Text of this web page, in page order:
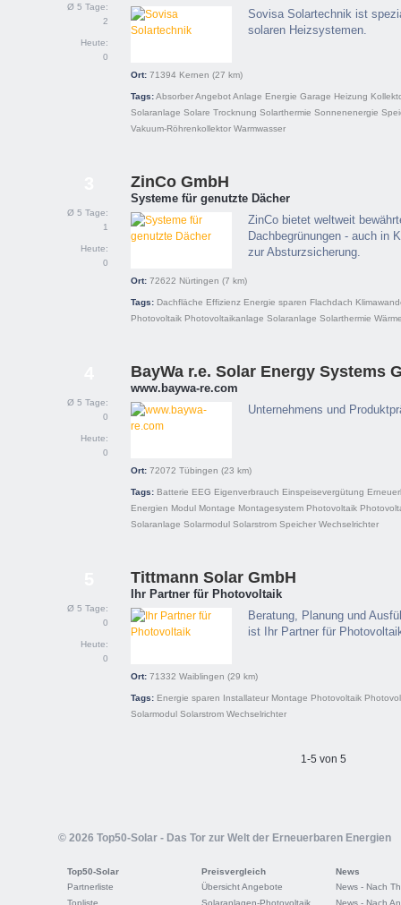
Ø 5 Tage:
2
Heute:
0
Sovisa Solartechnik ist
solaren Heizsystemen.
Ort: 71394 Kernen (27 km)
Tags:AbsorberAngebotAnlage Energie Garage Heizung
Solaranlage Solare Trocknung Solarthermie Sonnenenergie
Vakuum-Röhrenkollektor Warmwasser
Ø 5 Tage:
1
Heute:
0
ZinCo GmbH
Systeme für genutzte Dächer
ZinCo bietet weltweit
Dachbegrünungen - auch in
zur Absturzsicherung.
Ort: 72622 Nürtingen (7 km)
Tags: Dachfläche Effizienz Energie sparen Flachdach
Photovoltaik Photovoltaikanlage Solaranlage Solarthermie
Ø 5 Tage:
0
Heute:
0
BayWa r.e. Solar Energy Systems
www.baywa-re.com
Unternehmens und
Ort: 72072 Tübingen (23 km)
Tags: Batterie EEG Eigenverbrauch Einspeisevergütung
Energien Modul Montage Montagesystem Photovoltaik
Solaranlage Solarmodul Solarstrom Speicher Wechselrichter
Ø 5 Tage:
0
Heute:
0
Tittmann Solar GmbH
Ihr Partner für Photovoltaik
Beratung, Planung und
ist Ihr Partner für
Ort: 71332 Waiblingen (29 km)
Tags: Energie sparen Installateur Montage Photovoltaik
Solarmodul Solarstrom Wechselrichter
1-5 von 5
© 2026 Top50-Solar - Das Tor zur Welt der Erneuerbaren Energien
Top50-Solar
Partnerliste
Topliste
Preisvergleich
Übersicht Angebote
Solaranlagen-Photovoltaik
News
News - Nach
News - Nach